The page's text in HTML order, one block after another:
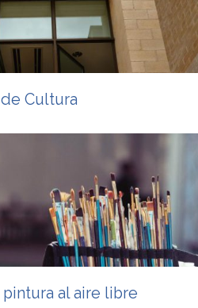
de Cultura
al aire libre